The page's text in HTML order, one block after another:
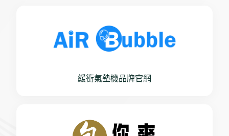
緩衝氣墊機品牌官網